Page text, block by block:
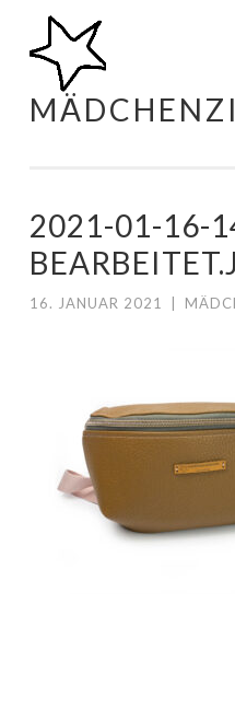
Zum
Inhalt
springen
2021-01-16-
16. JANUAR 2021